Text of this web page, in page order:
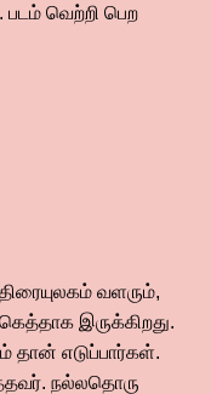
வெற்றி பெற
வளரும்,
இருக்கிறது.
தான் எடுப்பார்கள்.
நல்லதொரு